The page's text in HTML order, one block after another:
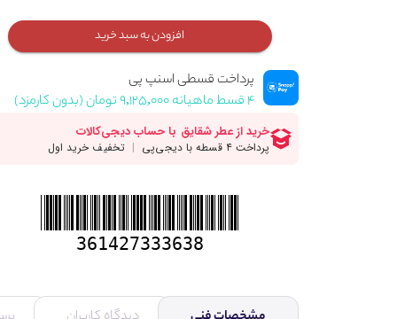
افزودن به سبد خرید
پرداخت قسطی اسنپ پی
۴ قسط ماهیانه ۹,۱۲۵,۰۰۰ تومان (بدون کارمزد)
361427333638